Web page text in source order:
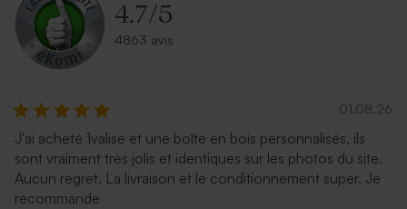
4.7/5
4863 avis
01.08.26
J'ai acheté 1valise et une boîte en bois personnalisés, ils
sont vraiment très jolis et identiques sur les photos du site.
Aucun regret. La livraison et le conditionnement super. Je
recommande